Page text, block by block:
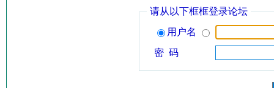
请从以下框框登录论坛
用户名
密 码